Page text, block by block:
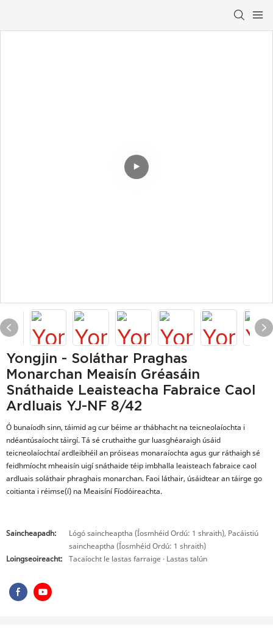
Yongjin - Soláthar Praghas
Monarchan Meaisín Gréasáin
Snáthaide Leaisteacha Fabraice Caol
Ardluais YJ-NF 8/42
Ó bunaíodh sinn, táimid ag cur béime ar thábhacht na teicneolaíochta i
ndéantúsaíocht táirgí. Tá sé cruthaithe gur luasghéaraigh úsáid
teicneolaíochtaí ardleibhéil an próiseas monaraíochta agus gur ráthaigh sé
feidhmíocht mheaisín uigí snáthaide téip imbhalla leaisteach fabraice caol
ardluais soláthair phraghais monarchan. Faoi láthair, úsáidtear an táirge go
coitianta i réimse(í) na Meaisíní Fíodóireachta.
Saincheapadh:
Lógó saincheaptha (Íosmhéid Ordú: 1 shraith), Pacáistiú
saincheaptha (Íosmhéid Ordú: 1 shraith)
Loingseoireacht:
Tacaíocht le lastas farraige · Lastas talún